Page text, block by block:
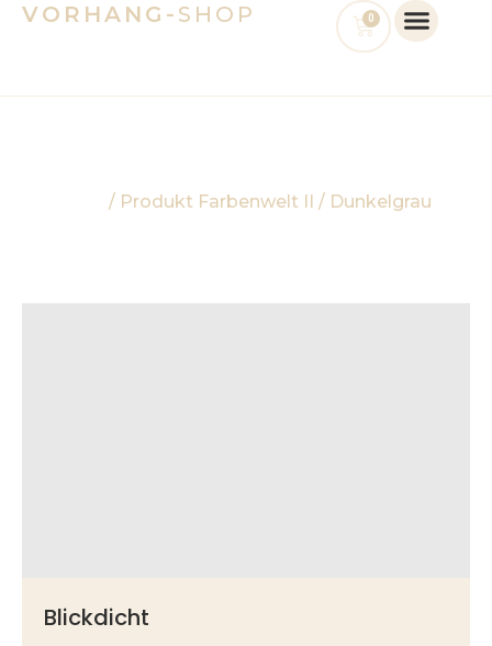
ZumVORHANG- SHOP 0
Cart
/ Produkt Farbenwelt II / Dunkelgrau
Blickdicht